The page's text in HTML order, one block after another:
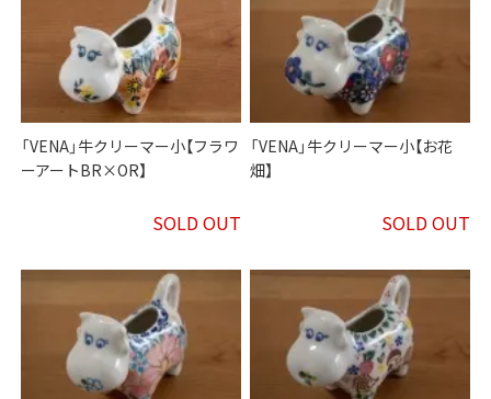
「VENA」牛クリーマー小【フラワ
ーアートBR×OR】
SOLD OUT
「VENA」牛クリーマー小【お花
畑】
SOLD OUT